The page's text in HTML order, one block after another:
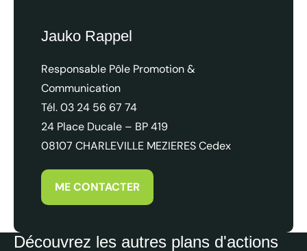
Jauko Rappel
Responsable Pôle Promotion &
Communication
Tél. 03 24 56 67 74
24 Place Ducale – BP 419
08107 CHARLEVILLE MEZIERES Cedex
ME CONTACTER
Découvrez les autres plans d'actions